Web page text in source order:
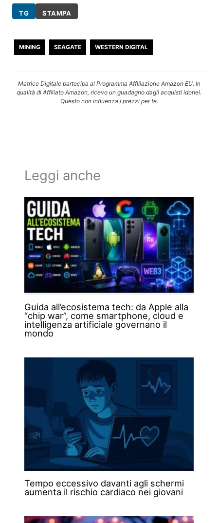
TG STAMPA
MINING SEAGATE WESTERN DIGITAL
Matrice Digitale partecipa al Programma Affiliazione Amazon EU. In
qualità di Affiliato Amazon, ricevo un guadagno dagli acquisti idonei.
Questo non influenza i prezzi per te.
Leggi anche
Guida all’ecosistema tech: da Apple alla
“chip war”, come smartphone, cloud e
intelligenza artificiale governano il
mondo
Tempo eccessivo davanti agli schermi
aumenta il rischio cardiaco nei giovani